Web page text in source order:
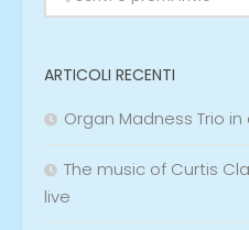
ARTICOLI RECENTI
Organ Madness Trio
The music of Curtis
live